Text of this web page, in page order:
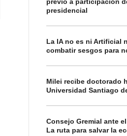
presidencial
La IA no es ni Artificial
combatir sesgos para
Milei recibe doctorado
Universidad Santiago
Consejo Gremial ante
La ruta para salvar la